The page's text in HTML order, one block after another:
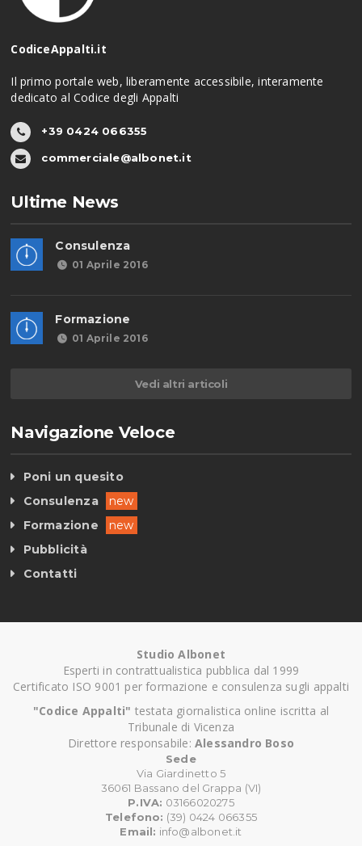
CodiceAppalti.it
Il primo portale web, liberamente accessibile, interamente
dedicato al Codice degli Appalti
+39 0424 066355
commerciale@albonet.it
Ultime News
Consulenza
01 Aprile 2016
Formazione
01 Aprile 2016
Vedi altri articoli
Navigazione Veloce
Poni un quesito
Consulenza
new
Formazione
new
Pubblicità
Contatti
Studio Albonet
Esperti in contrattualistica pubblica dal 1999
Certificato ISO 9001 per formazione e consulenza sugli appalti
"Codice Appalti" testata giornalistica online iscritta al
Tribunale di Vicenza
Direttore responsabile: Alessandro Boso
Sede
Via Giardinetto 5
36061 Bassano del Grappa (VI)
P.IVA: 03166020275
Telefono: (39) 0424 066355
Email: info@albonet.it